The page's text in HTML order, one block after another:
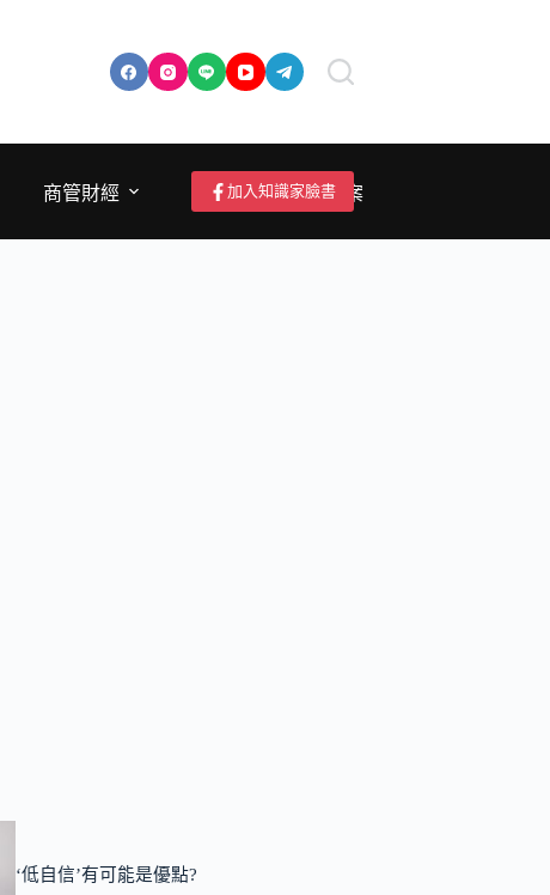
商管財經 成為作者/投稿/提案
加入知識家臉書
‘低自信’有可能是優點?